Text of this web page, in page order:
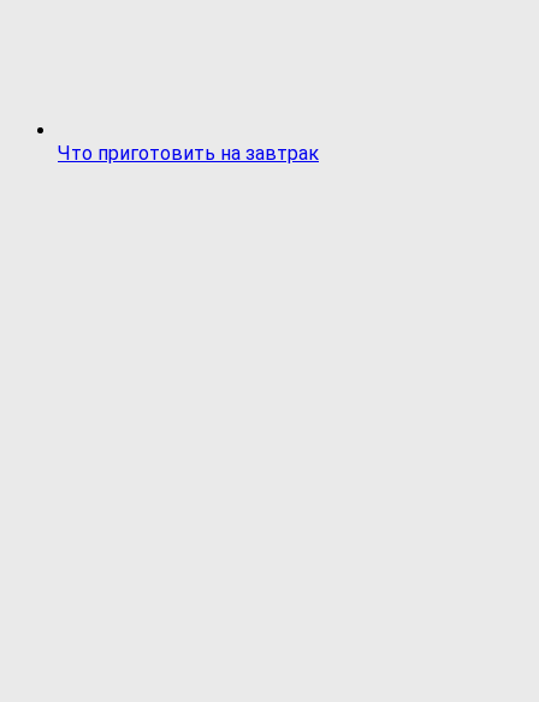
Что приготовить на завтрак